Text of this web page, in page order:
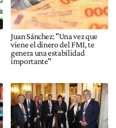
Juan Sánchez: "Una vez que
viene el dinero del FMI, te
genera una estabilidad
importante"